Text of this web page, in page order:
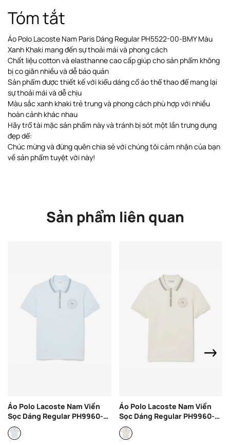
Tóm tắt
Áo Polo Lacoste Nam Paris Dáng Regular PH5522-00-BMY Màu
Xanh Khaki mang đến sự thoải mái và phong cách
Chất liệu cotton và elasthanne cao cấp giúp cho sản phẩm không
bị co giãn nhiều và dễ bảo quản
Sản phẩm được thiết kế với kiểu dáng cổ áo thể thao để mang lại
sự thoải mái và dễ chịu
Màu sắc xanh khaki trẻ trung và phong cách phù hợp với nhiều
hoàn cảnh khác nhau
Hãy trổ tài mặc sản phẩm này và tránh bị sót một lần trưng dụng
đẹp dể:
Chúc mừng và đừng quên chia sẻ với chúng tôi cảm nhận của bạn
về sản phẩm tuyệt vời này!
Sản phẩm liên quan
Áo Polo Lacoste Nam Viền
Sọc Dáng Regular PH9960-
00-T01 Màu Xanh Nhạt
Áo Polo Lacoste Nam Viền
Sọc Dáng Regular PH9960-
00-ARS Màu Kem